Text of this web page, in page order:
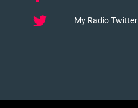
My Radio Twitter